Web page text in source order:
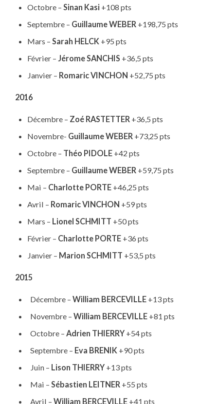
Octobre – Sinan Kasi +108 pts
Septembre – Guillaume WEBER+198,75 pts
Mars – Sarah HELCK+95 pts
Février – Jérome SANCHIS +36,5 pts
Janvier – Romaric VINCHON +52,75 pts
2016
Décembre – Zoé RASTETTER +36,5 pts
Novembre- Guillaume WEBER +73,25 pts
Octobre – Théo PIDOLE+42 pts
Septembre – Guillaume WEBER+59,75 pts
Mai – Charlotte PORTE+46,25 pts
Avril – Romaric VINCHON +59 pts
Mars – Lionel SCHMITT +50 pts
Février – Charlotte PORTE+36 pts
Janvier – Marion SCHMITT +53,5 pts
2015
Décembre – William BERCEVILLE+13 pts
Novembre – William BERCEVILLE+81 pts
Octobre – Adrien THIERRY+54 pts
Septembre – Eva BRENIK +90 pts
Juin – Lison THIERRY +13 pts
Mai – Sébastien LEITNER +55 pts
Avril – William BERCEVILLE +41 pts